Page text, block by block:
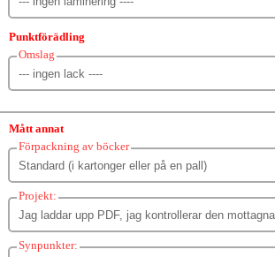
Punktförädling
Omslag
Mått annat
Förpackning av böcker
Projekt:
Synpunkter: